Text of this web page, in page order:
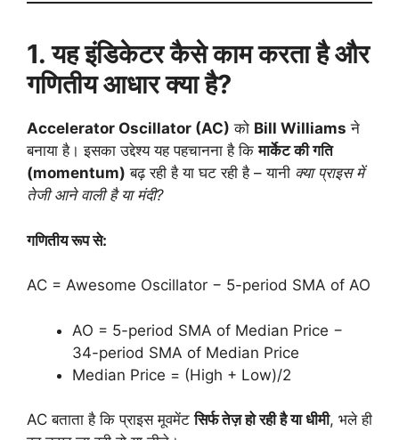
1. यह इंडिकेटर कैसे काम करता है और
गणितीय आधार क्या है?
Accelerator Oscillator (AC) को Bill Williams ने
बनाया है। इसका उद्देश्य यह पहचानना है किमार्केट की गति
(momentum) बढ़ रही है या घट रही है – यानी क्या प्राइस में
तेजी आने वाली है या मंदी?
गणितीय रूप से:
AC = Awesome Oscillator − 5-period SMA of AO
AO = 5-period SMA of Median Price −
34-period SMA of Median Price
Median Price = (High + Low)/2
AC बताता है कि प्राइस मूवमेंटसिर्फ तेज़ हो रही है या धीमी, भले ही